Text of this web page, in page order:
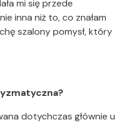
mi się przede
inna niż to, co znałam
szalony pomysł, który
dotychczas głównie u